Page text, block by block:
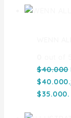
$40.000
$40.000.
$35.000.